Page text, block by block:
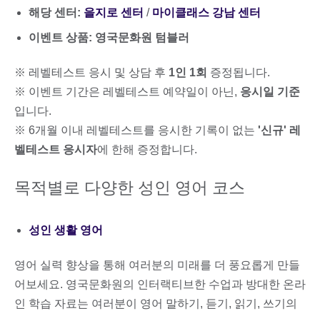
해당 센터: 을지로 센터 / 마이클래스 강남 센터
이벤트 상품: 영국문화원 텀블러
※ 레벨테스트 응시 및 상담 후 1인 1회 증정됩니다.
※ 이벤트 기간은 레벨테스트 예약일이 아닌, 응시일 기준
입니다.
※ 6개월 이내 레벨테스트를 응시한 기록이 없는 '신규' 레
벨테스트 응시자에 한해 증정합니다.
목적별로 다양한 성인 영어 코스
성인 생활 영어
영어 실력 향상을 통해 여러분의 미래를 더 풍요롭게 만들
어보세요. 영국문화원의 인터랙티브한 수업과 방대한 온라
인 학습 자료는 여러분이 영어 말하기, 듣기, 읽기, 쓰기의